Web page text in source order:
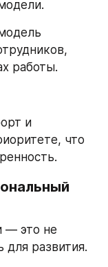
работы.
и
что
— это не
для развития.